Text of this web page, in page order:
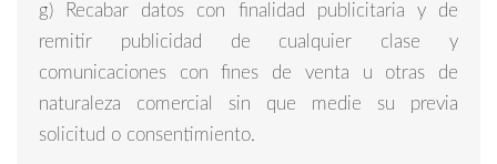
g) Recabar datos con finalidad publicitaria y de
remitir publicidad de cualquier clase y
comunicaciones con fines de venta u otras de
naturaleza comercial sin que medie su previa
solicitud o consentimiento.